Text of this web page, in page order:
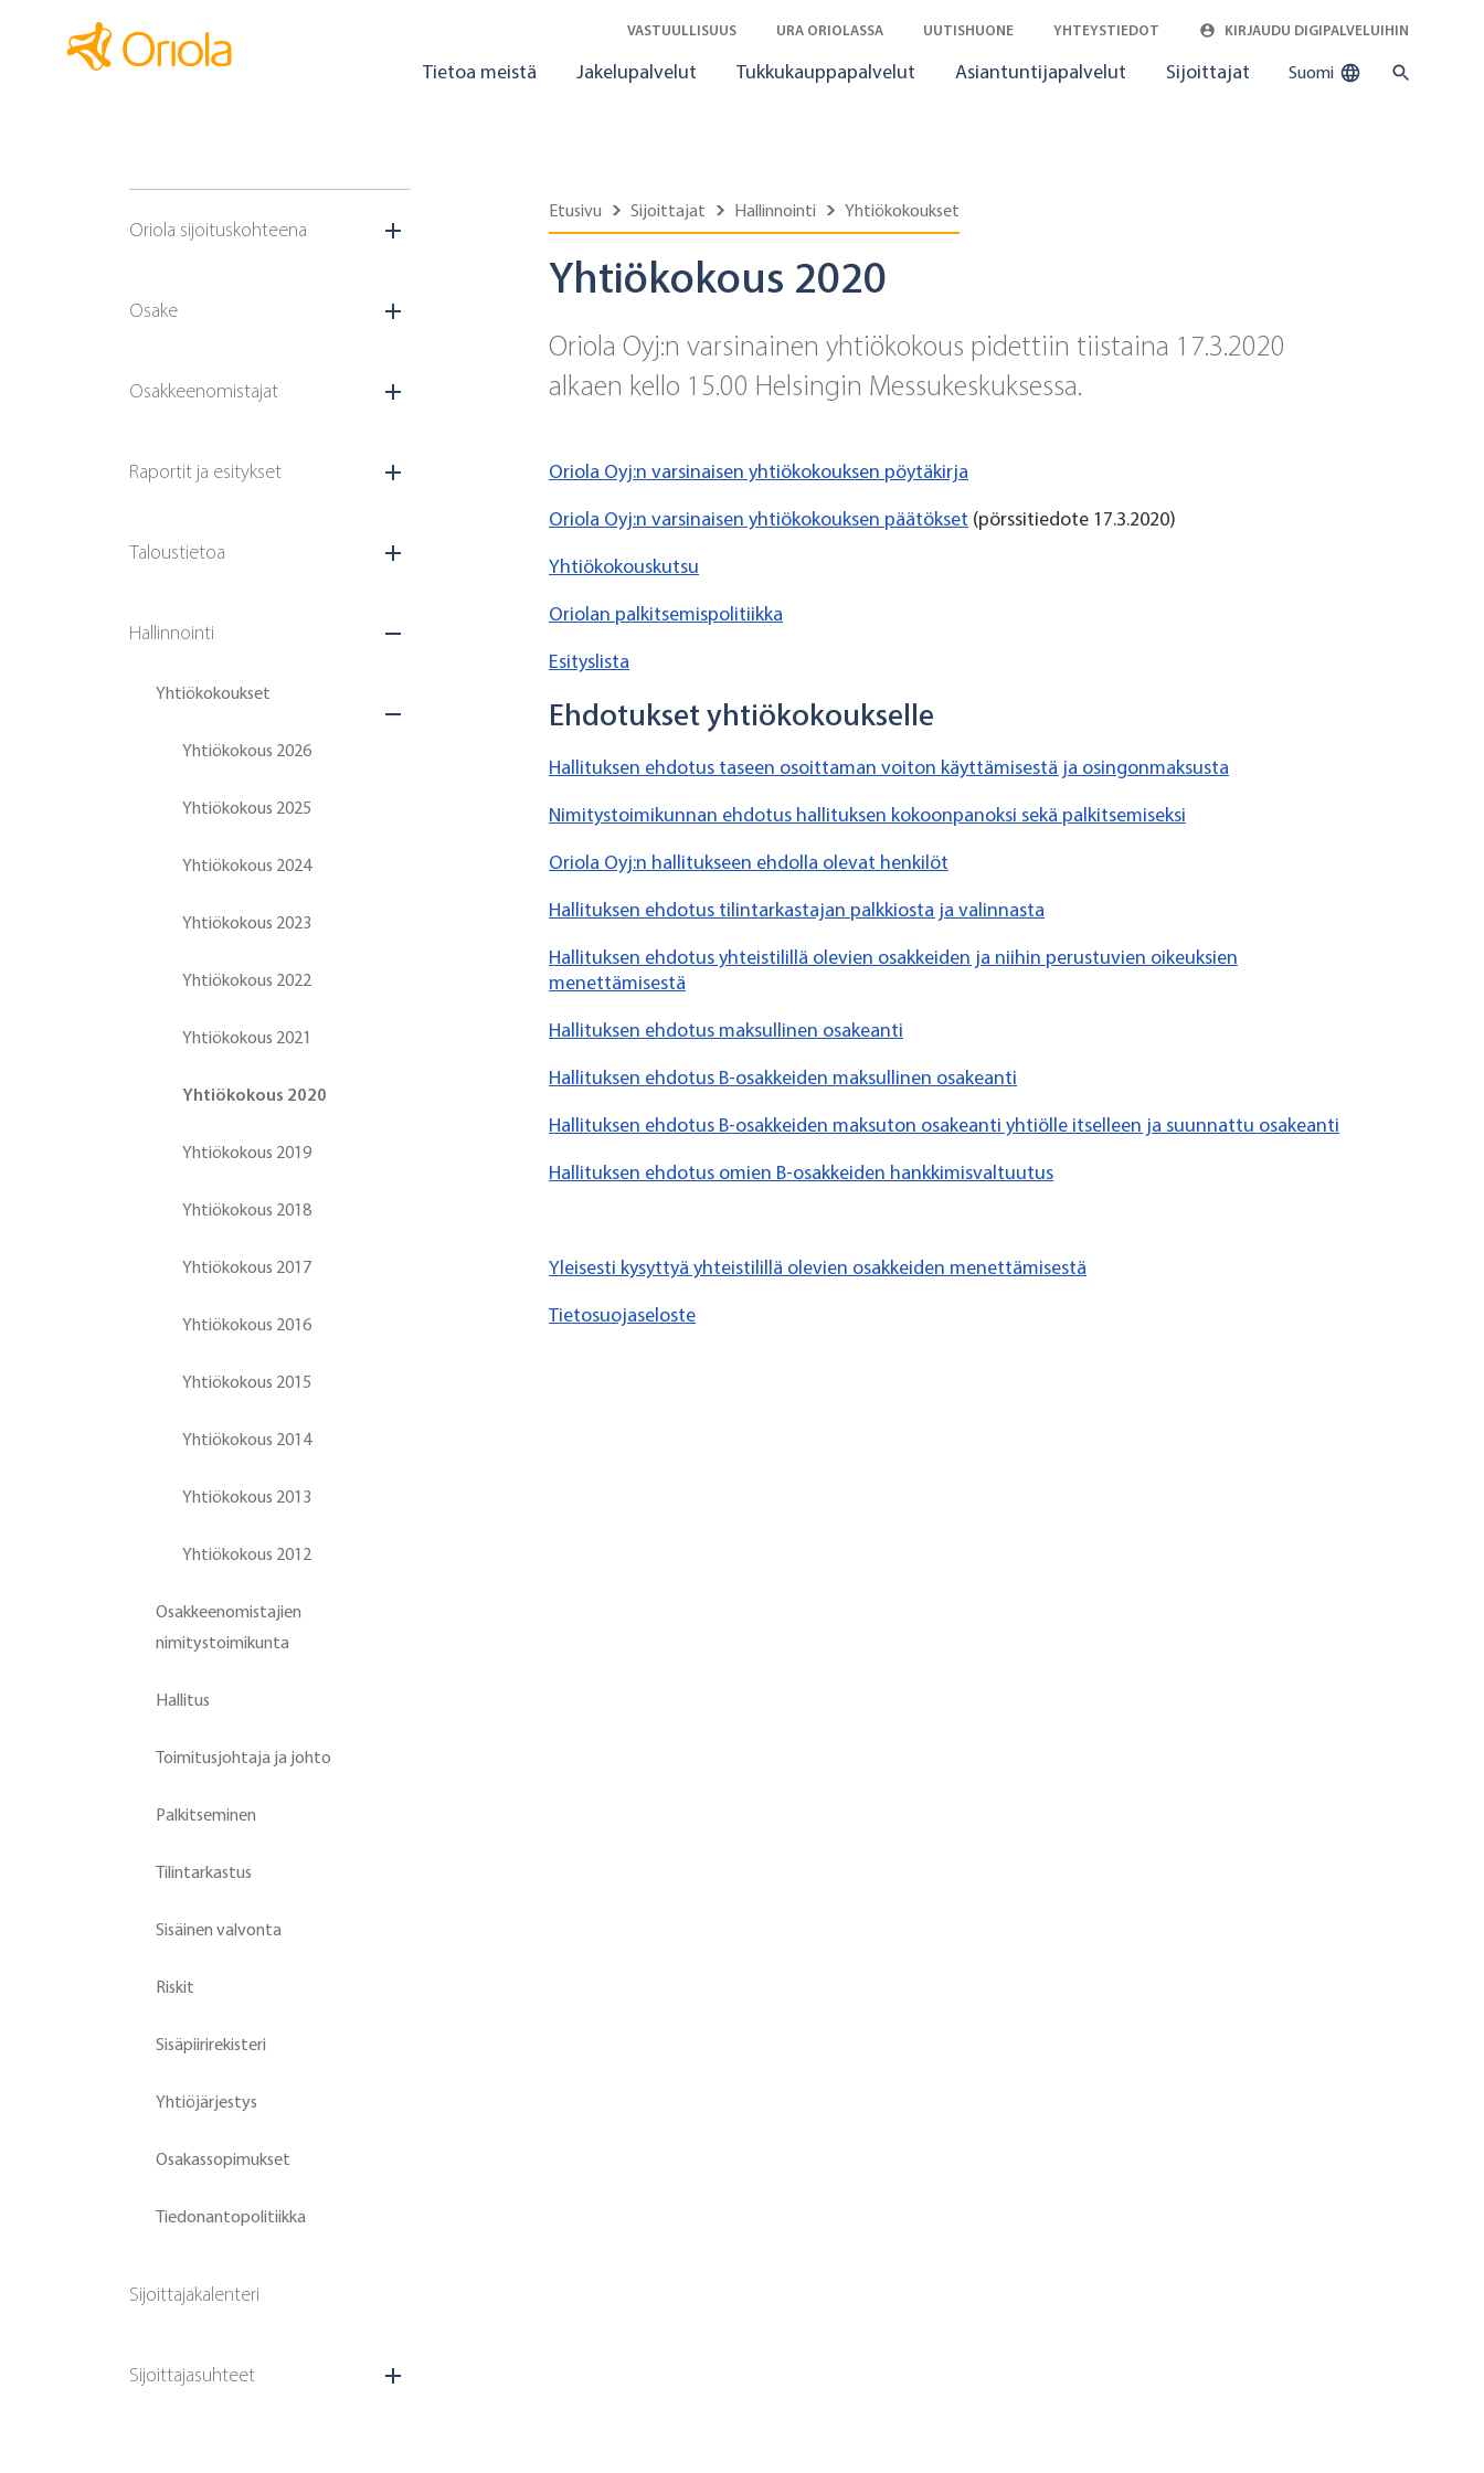
VASTUULLISUUS URA ORIOLASSA UUTISHUONE YHTEYSTIEDOT KIRJAUDU DIGIPALVELUIHIN
Tietoa meistä Jakelupalvelut Tukkukauppapalvelut Asiantuntijapalvelut Sijoittajat Suomi
Oriola sijoituskohteena
Osake
Osakkeenomistajat
Raportit ja esitykset
Taloustietoa
Hallinnointi
Yhtiökokoukset
Yhtiökokous 2026
Yhtiökokous 2025
Yhtiökokous 2024
Yhtiökokous 2023
Yhtiökokous 2022
Yhtiökokous 2021
Yhtiökokous 2020
Yhtiökokous 2019
Yhtiökokous 2018
Yhtiökokous 2017
Yhtiökokous 2016
Yhtiökokous 2015
Yhtiökokous 2014
Yhtiökokous 2013
Yhtiökokous 2012
Osakkeenomistajien
nimitystoimikunta
Hallitus
Toimitusjohtaja ja johto
Palkitseminen
Tilintarkastus
Sisäinen valvonta
Riskit
Sisäpiirirekisteri
Yhtiöjärjestys
Osakassopimukset
Tiedonantopolitiikka
Sijoittajakalenteri
Sijoittajasuhteet
Etusivu Sijoittajat Hallinnointi Yhtiökokoukset
Yhtiökokous 2020
Oriola Oyj:n varsinainen yhtiökokous pidettiin tiistaina 17.3.2020
alkaen kello 15.00 Helsingin Messukeskuksessa.
Oriola Oyj:n varsinaisen yhtiökokouksen pöytäkirja
Oriola Oyj:n varsinaisen yhtiökokouksen päätökset (pörssitiedote 17.3.2020)
Yhtiökokouskutsu
Oriolan palkitsemispolitiikka
Esityslista
Ehdotukset yhtiökokoukselle
Hallituksen ehdotus taseen osoittaman voiton käyttämisestä ja osingonmaksusta
Nimitystoimikunnan ehdotus hallituksen kokoonpanoksi sekä palkitsemiseksi
Oriola Oyj:n hallitukseen ehdolla olevat henkilöt
Hallituksen ehdotus tilintarkastajan palkkiosta ja valinnasta
Hallituksen ehdotus yhteistilillä olevien osakkeiden ja niihin perustuvien oikeuksien
menettämisestä
Hallituksen ehdotus maksullinen osakeanti
Hallituksen ehdotus B-osakkeiden maksullinen osakeanti
Hallituksen ehdotus B-osakkeiden maksuton osakeanti yhtiölle itselleen ja suunnattu osakeanti
Hallituksen ehdotus omien B-osakkeiden hankkimisvaltuutus
Yleisesti kysyttyä yhteistilillä olevien osakkeiden menettämisestä
Tietosuojaseloste